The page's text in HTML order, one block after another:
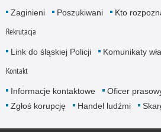
Zaginieni Poszukiwani Kto
Rekrutacja
Link do śląskiej Policji Komunikaty
Kontakt
Informacje kontaktowe Oficer
Zgłoś korupcję
Handel ludźmi